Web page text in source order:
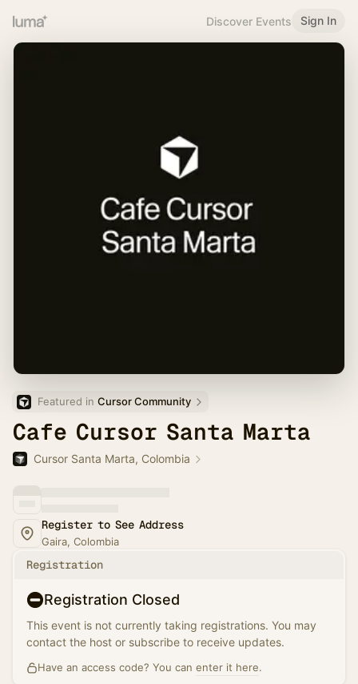
Discover Events Sign In
Featured in Cursor Community
Cafe Cursor Santa Marta
Cursor Santa Marta, Colombia
Register to See Address
Gaira, Colombia
Registration
Registration Closed
This event is not currently taking registrations. You may
contact the host or subscribe to receive updates.
Have an access code? You can enter it here.